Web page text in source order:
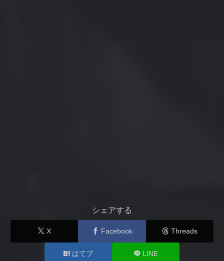
シェアする
X Facebook Threads
はてブ LINE